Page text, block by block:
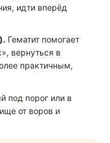
идти вперёд
Гематит помогает
вернуться в
практичным,
под порог или в
от воров и